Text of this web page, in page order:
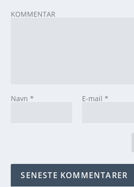
KOMMENTAR
Navn* E-mail *
SENESTE KOMMENTARER